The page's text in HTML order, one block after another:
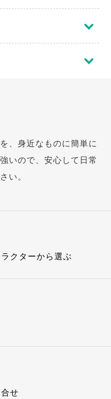
、身近なものに簡単に
いので、安心して日常
い。
クターから選ぶ
せ